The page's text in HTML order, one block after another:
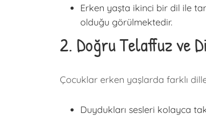
Erken yaşta ikinci bir dil ile
olduğu görülmektedir.
2. Doğru Telaffuz ve
Çocuklar erken yaşlarda farklı
Duydukları sesleri kolayca